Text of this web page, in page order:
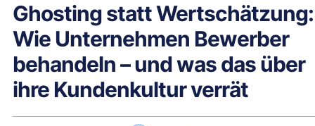
Ghosting statt Wertschätzung:
Wie Unternehmen Bewerber
behandeln – und was das über
ihre Kundenkultur verrät